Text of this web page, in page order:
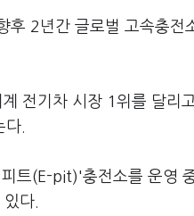
후 2년간 글로벌 고속충전
전기차 시장 1위를 달리
.
트(E-pit)'충전소를 운영
다.